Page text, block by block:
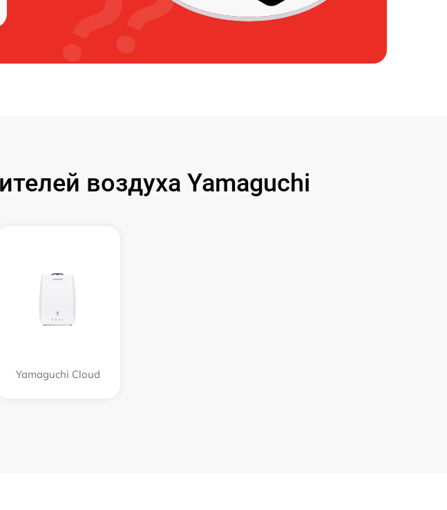
воздуха Yamaguchi
Yamaguchi Cloud